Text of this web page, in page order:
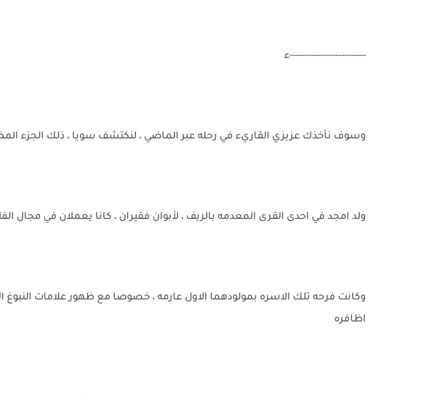
-------------------------ء
وسوف نأخذك عزيزي القاريء في رحله عبر الماضي ، لنكتشف سويا ، ذلك الجزء
ولد امجد في احدى القرى المعدمه بالريف ، لأبوان فقيران ، كانا يعملان في مجال
وكانت فرحه تلك الاسره بمولودهما الاول عارمه ، خصوصا مع ظهور علامات النبوغ
اظافره